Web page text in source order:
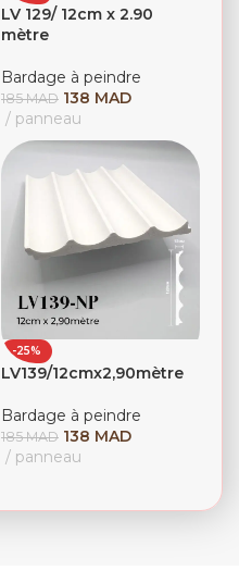
LV 129/ 12cm x 2.90
mètre
Bardage à peindre
185MAD 138 MAD
panneau
-25%
LV139/12cmx2,90mètre
Bardage à peindre
185MAD 138 MAD
panneau